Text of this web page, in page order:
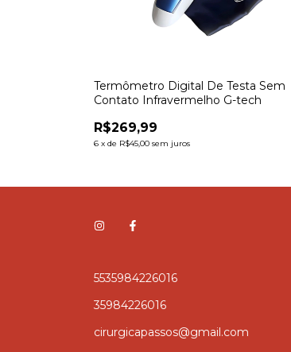
Termômetro Digital De Testa Sem
Contato Infravermelho G-tech
R$269,99
6 x de R$45,00 sem juros
5535984226016
35984226016
cirurgicapassos@gmail.com